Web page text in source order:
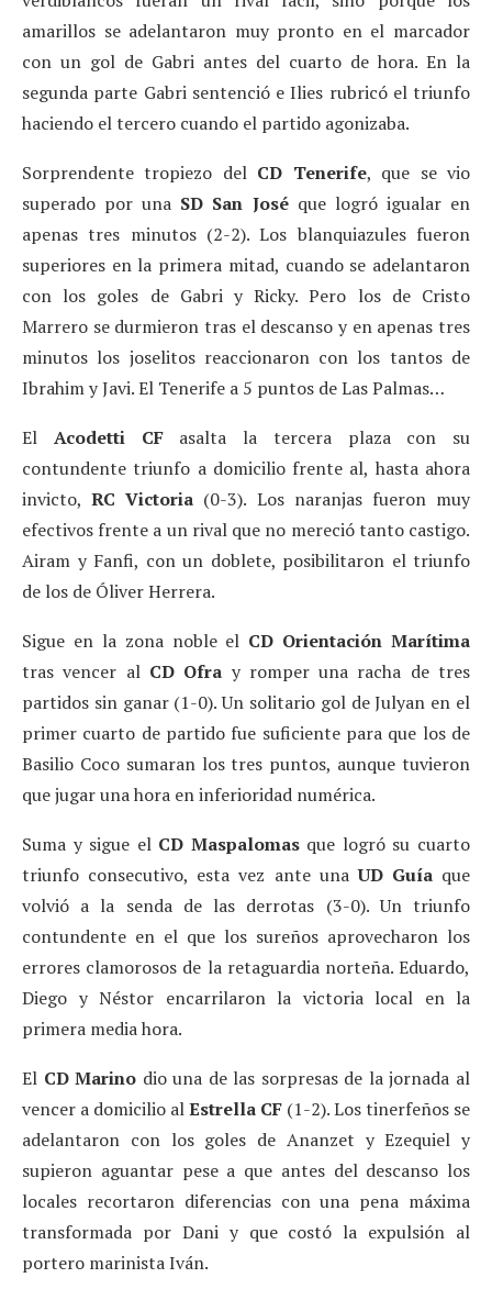
amarillos se adelantaron muy pronto en el marcador
con un gol de Gabri antes del cuarto de hora. En la
segunda parte Gabri sentenció e Ilies rubricó el triunfo
haciendo el tercero cuando el partido agonizaba.
Sorprendente tropiezo del CD Tenerife, que se vio
superado por una SD San Joséque logró igualar en
apenas tres minutos (2-2). Los blanquiazules fueron
superiores en la primera mitad, cuando se adelantaron
con los goles de Gabri y Ricky. Pero los de Cristo
Marrero se durmieron tras el descanso y en apenas tres
minutos los joselitos reaccionaron con los tantos de
Ibrahim y Javi. El Tenerife a 5 puntos de Las Palmas…
El Acodetti CFasalta la tercera plaza con su
contundente triunfo a domicilio frente al, hasta ahora
invicto,RC Victoria (0-3). Los naranjas fueron muy
efectivos frente a un rival que no mereció tanto castigo.
Airam y Fanfi, con un doblete, posibilitaron el triunfo
de los de Óliver Herrera.
Sigue en la zona noble el CD Orientación Marítima
tras vencer al CD Ofra y romper una racha de tres
partidos sin ganar (1-0). Un solitario gol de Julyan en el
primer cuarto de partido fue suficiente para que los de
Basilio Coco sumaran los tres puntos, aunque tuvieron
que jugar una hora en inferioridad numérica.
Suma y sigue el CD Maspalomasque logró su cuarto
triunfo consecutivo, esta vez ante unaUD Guíaque
volvió a la senda de las derrotas (3-0). Un triunfo
contundente en el que los sureños aprovecharon los
errores clamorosos de la retaguardia norteña. Eduardo,
Diego y Néstor encarrilaron la victoria local en la
primera media hora.
El CD Marino dio una de las sorpresas de la jornada al
vencer a domicilio alEstrella CF (1-2). Los tinerfeños se
adelantaron con los goles de Ananzet y Ezequiel y
supieron aguantar pese a que antes del descanso los
locales recortaron diferencias con una pena máxima
transformada por Dani y que costó la expulsión al
portero marinista Iván.